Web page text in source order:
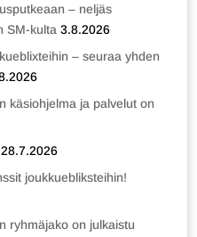
– neljäs
SM-kulta 3.8.2026
– seuraa yhden
käsiohjelma ja palvelut on
28.7.2026
joukkuebliksteihin!
ryhmäjako on julkaistu